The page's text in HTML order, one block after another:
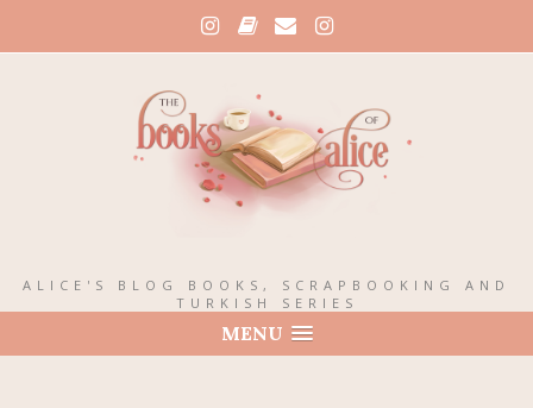
ALICE'S BLOG BOOKS, SCRAPBOOKING AND
TURKISH SERIES
MENU